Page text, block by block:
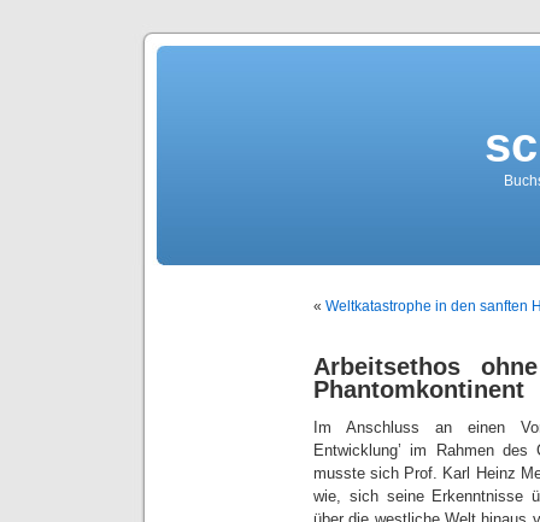
« Weltkatastrophe in den sanften
Arbeitsethos
Phantomkontinent
Im Anschluss an einen
Entwicklung’ im Rahmen des
musste sich Prof. Karl Heinz
wie, sich seine Erkenntnisse